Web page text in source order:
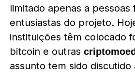
limitado apenas a pessoas
entusiastas do projeto.
instituições têm colocado
bitcoin e outras
assunto tem sido discutido